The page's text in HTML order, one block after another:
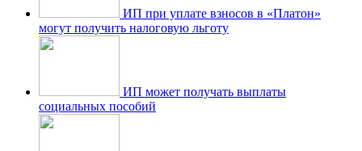
ИП при уплате взносов в «Платон»
могут получить налоговую льготу
ИП может получать выплаты
социальных пособий